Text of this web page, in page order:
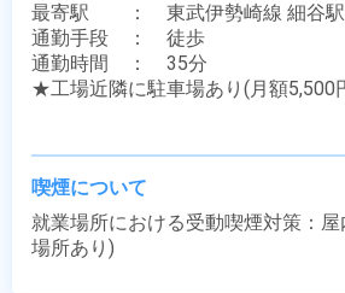
最寄駅　　：　東武伊勢崎線 細谷駅
通勤手段　：　徒歩
通勤時間　：　35分
★工場近隣に駐車場あり(月額5,500
喫煙について
就業場所における受動喫煙対策：
場所あり)